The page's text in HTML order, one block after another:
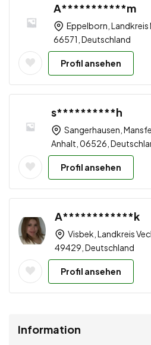
A***********m
Eppelborn, Landkreis
66571, Deutschland
Profil ansehen
s**********h
Sangerhausen,
Anhalt, 06526,
Profil ansehen
A************k
Visbek, Landkreis
49429, Deutschland
Profil ansehen
Information